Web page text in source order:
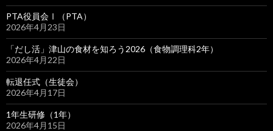
PTA役員会Ⅰ（PTA）
2026年4月23日
「だし活」津山の食材を知ろう2026（食物調理科2年）
2026年4月22日
転退任式（生徒会）
2026年4月17日
1年生研修（1年）
2026年4月15日